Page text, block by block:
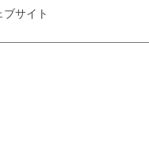
ブサイト